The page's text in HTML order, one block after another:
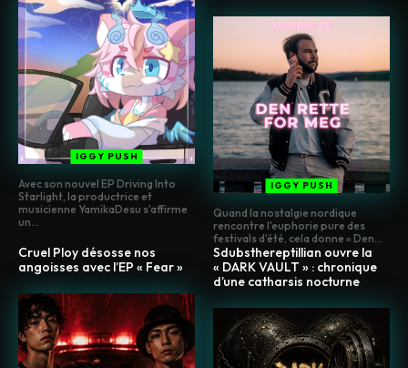
IGGY PUSH
Avec son nouvel EP Driving Into
Starlight, la productrice et
musicienne YamikaDesu s'affirme
un...
IGGY PUSH
Quand la nostalgie nordique
rencontre l'euphorie pure des
festivals d'été, cela donne « Den...
Cruel Ploy désosse nos
angoisses avec l’EP « Fear »
Sdubsthereptillian ouvre la
« DARK VAULT » : chronique
d’une catharsis nocturne